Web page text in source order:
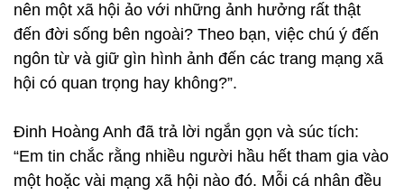
nên một xã hội ảo với những ảnh hưởng rất thật
đến đời sống bên ngoài? Theo bạn, việc chú ý đến
ngôn từ và giữ gìn hình ảnh đến các trang mạng xã
hội có quan trọng hay không?”.
Đinh Hoàng Anh đã trả lời ngắn gọn và súc tích:
“Em tin chắc rằng nhiều người hầu hết tham gia vào
một hoặc vài mạng xã hội nào đó. Mỗi cá nhân đều